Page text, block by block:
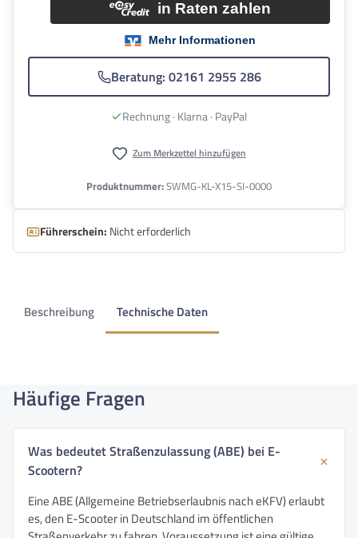
Beratung: 02161 2955 286
Rechnung · Klarna · PayPal
Zum Merkzettel hinzufügen
Produktnummer:SWMG-KL-X15-SI-0000
Führerschein: Nicht erforderlich
Beschreibung Technische Daten
Häufige Fragen
Was bedeutet Straßenzulassung (ABE) bei E-
Scootern?
Eine ABE (Allgemeine Betriebserlaubnis nach eKFV) erlaubt
es, den E-Scooter in Deutschland im öffentlichen